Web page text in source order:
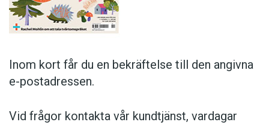
Anmäl till språkpolisen
Föreslå nyord
Prenumerera
Press
Inom kort får du en bekräftelse till den angivna
e-postadressen.
Vid frågor kontakta vår kundtjänst, vardagar